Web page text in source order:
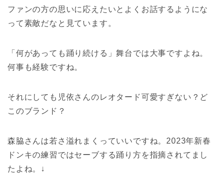
ファンの方の思いに応えたいとよくお話するようにな
って素敵だなと見ています。
「何があっても踊り続ける」舞台では大事ですよね。
何事も経験ですね。
それにしても児依さんのレオタード可愛すぎない？ど
このブランド？
森脇さんは若さ溢れまくっていいですね。2023年新春
ドンキの練習ではセーブする踊り方を指摘されてまし
たよね。↓